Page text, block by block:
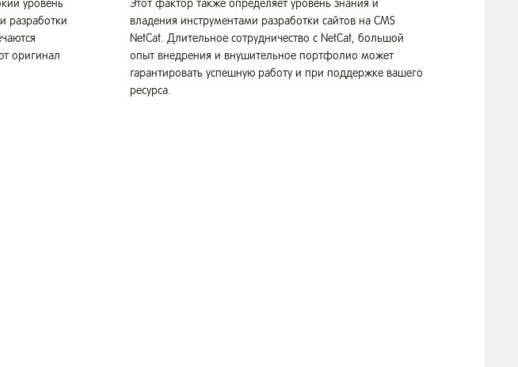
уровень
разработки
оригинал
Этот фактор также определяет уровень знания и
владения инструментами разработки сайтов на CMS
NetCat. Длительное сотрудничество с NetCat, большой
опыт внедрения и внушительное портфолио может
гарантировать успешную работу и при поддержке вашего
ресурса.